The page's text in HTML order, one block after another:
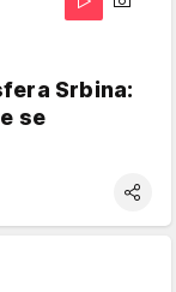
Srbina:
se